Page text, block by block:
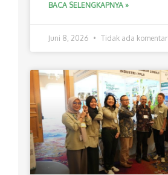
BACA SELENGKAPNYA »
Juni 8, 2026 Tidak ada komentar